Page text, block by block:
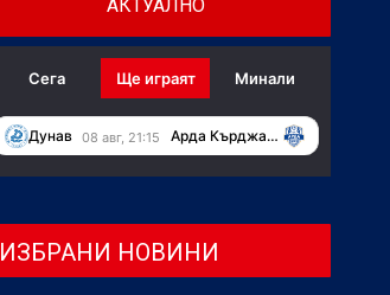
АКТУАЛНО
Сега Ще играят Минали
Дунав 08 авг, 21:15 Арда Кърджали
ИЗБРАНИ НОВИНИ